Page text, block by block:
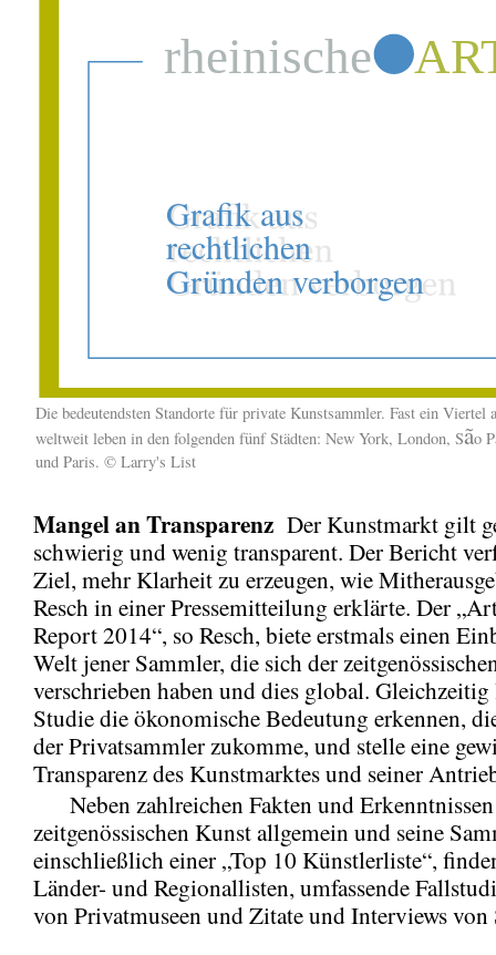
Die bedeutendsten Standorte für private Kunstsammler. Fast ein Viertel
weltweit leben in den folgenden fünf Städten: New York, London, São
und Paris. © Larry's List
Mangel an Transparenz Der Kunstmarkt gilt
schwierig und wenig transparent. Der Bericht
Ziel, mehr Klarheit zu erzeugen, wie
Resch in einer Pressemitteilung erklärte. Der
Report 2014“, so Resch, biete erstmals einen
Welt jener Sammler, die sich der
verschrieben haben und dies global. Gleichzeitig
Studie die ökonomische Bedeutung erkennen,
der Privatsammler zukomme, und stelle eine
Transparenz des Kunstmarktes und seiner
Neben zahlreichen Fakten und
zeitgenössischen Kunst allgemein und seine
einschließlich einer „Top 10 Künstlerliste“,
Länder- und Regionallisten, umfassende
von Privatmuseen und Zitate und Interviews von